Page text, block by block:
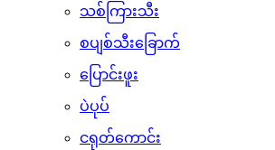
သစ်ကြားသီး
စပျစ်သီးခြောက်
ပြောင်းဖူး
ပဲပုပ်
ငရုတ်ကောင်း